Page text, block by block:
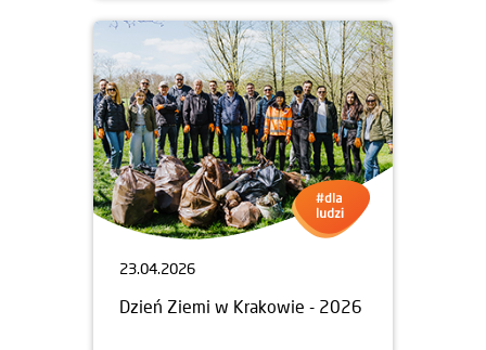
23.04.2026
Dzień Ziemi w Krakowie - 2026